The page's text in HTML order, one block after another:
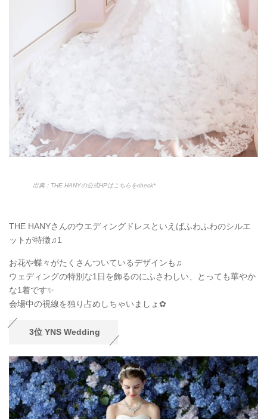
出典：THE HANYの公式HPはこちらをcheck*
THE HANYさんのウエディングドレスといえばふわふわのシルエ
ットが特徴♫1
お花や蝶々がたくさんついているデザインも♫
ウェディングの特別な1日を飾るのにふさわしい、とっても華やか
な1着です✨
会場中の視線を独り占めしちゃいましょ✿
3位 YNS Wedding